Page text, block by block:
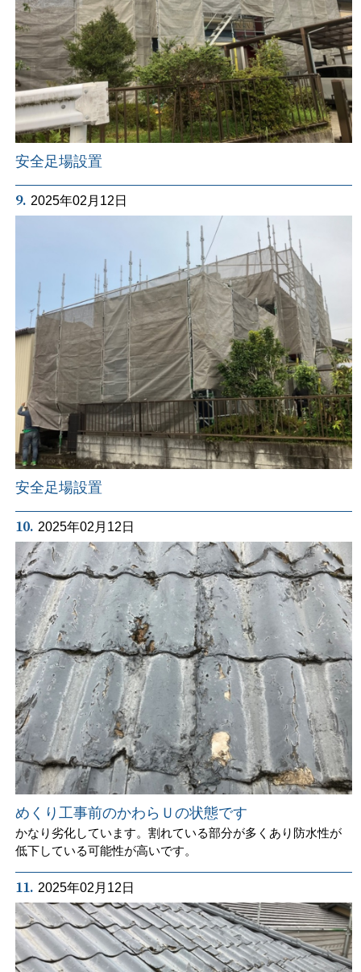
安全足場設置
9. 2025年02月12日
安全足場設置
10. 2025年02月12日
めくり工事前のかわらＵの状態です
かなり劣化しています。割れている部分が多くあり防水性が
低下している可能性が高いです。
11. 2025年02月12日